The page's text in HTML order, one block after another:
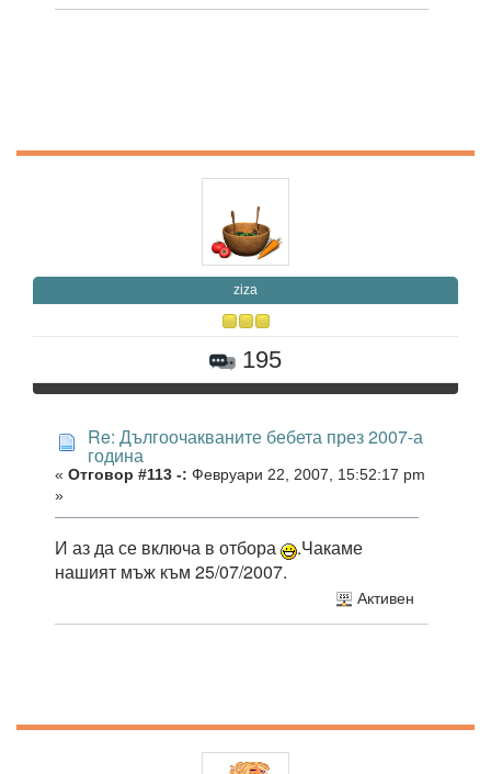
ziza
195
Re: Дългоочакваните бебета през 2007-а
година
« Отговор #113 -: Февруари 22, 2007, 15:52:17 pm
»
И аз да се включа в отбора
.Чакаме
нашият мъж към 25/07/2007.
Активен